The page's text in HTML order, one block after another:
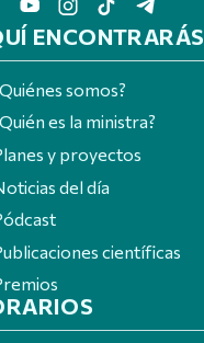
ENCONTRARÁS
somos?
es la ministra?
y proyectos
del día
científicas